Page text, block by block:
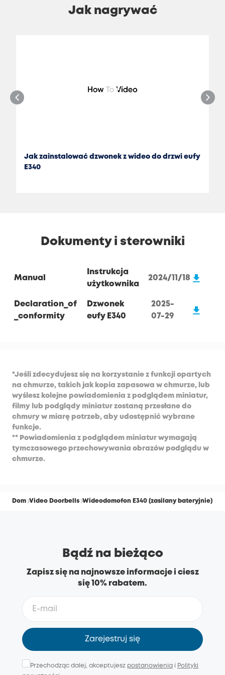
Chime (T8020) ani eufy Chime (T8740/T8742)
Jak nagrywać
Jak zainstalować dzwonek z wideo do drzwi eufy
E340
Dokumenty i sterowniki
Manual
Instrukcja
użytkownika
2024/11/18
Declaration_of
_conformity
Dzwonek
eufy E340
2025-
07-29
*Jeśli zdecydujesz się na korzystanie z funkcji opartych
na chmurze, takich jak kopia zapasowa w chmurze, lub
wyślesz kolejne powiadomienia z podglądem miniatur,
filmy lub podglądy miniatur zostaną przesłane do
chmury w miarę potrzeb, aby udostępnić wybrane
funkcje.
** Powiadomienia z podglądem miniatur wymagają
tymczasowego przechowywania obrazów podglądu w
chmurze.
Dom Video Doorbells Wideodomofon E340 (zasilany bateryjnie)
Bądź na bieżąco
Zapisz się na najnowsze informacje i ciesz
się 10% rabatem.
Zarejestruj się
Przechodząc dalej, akceptujesz postanowienia i Polityki